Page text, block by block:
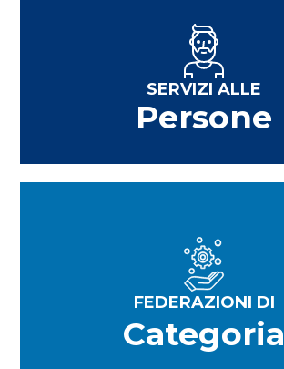
SERVIZI ALLE
Persone
FEDERAZIONI DI
Categoria